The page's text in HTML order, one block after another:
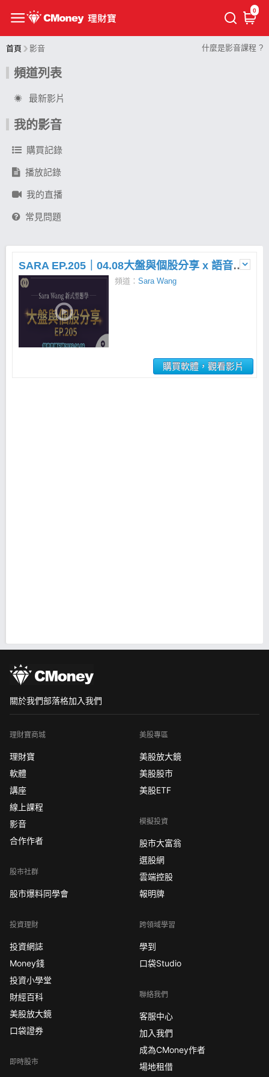
0
首頁 影音 什麼是影音課程 ?
頻道列表
最新影片
我的影音
購買記錄
播放記錄
我的直播
常見問題
SARA EP.205｜04.08大盤與個股分享 x 語音直播
頻道： Sara Wang
購買軟體，觀看影片
關於我們部落格加入我們
理財寶商城
理財寶
軟體
講座
線上課程
影音
合作作者
股市社群
股市爆料同學會
投資理財
投資網誌
Money錢
投資小學堂
財經百科
美股放大鏡
口袋證券
即時股市
美股專區
美股放大鏡
美股股市
美股ETF
模擬投資
股市大富翁
選股網
雲端控股
報明牌
跨領域學習
學到
口袋Studio
聯絡我們
客服中心
加入我們
成為CMoney作者
場地租借